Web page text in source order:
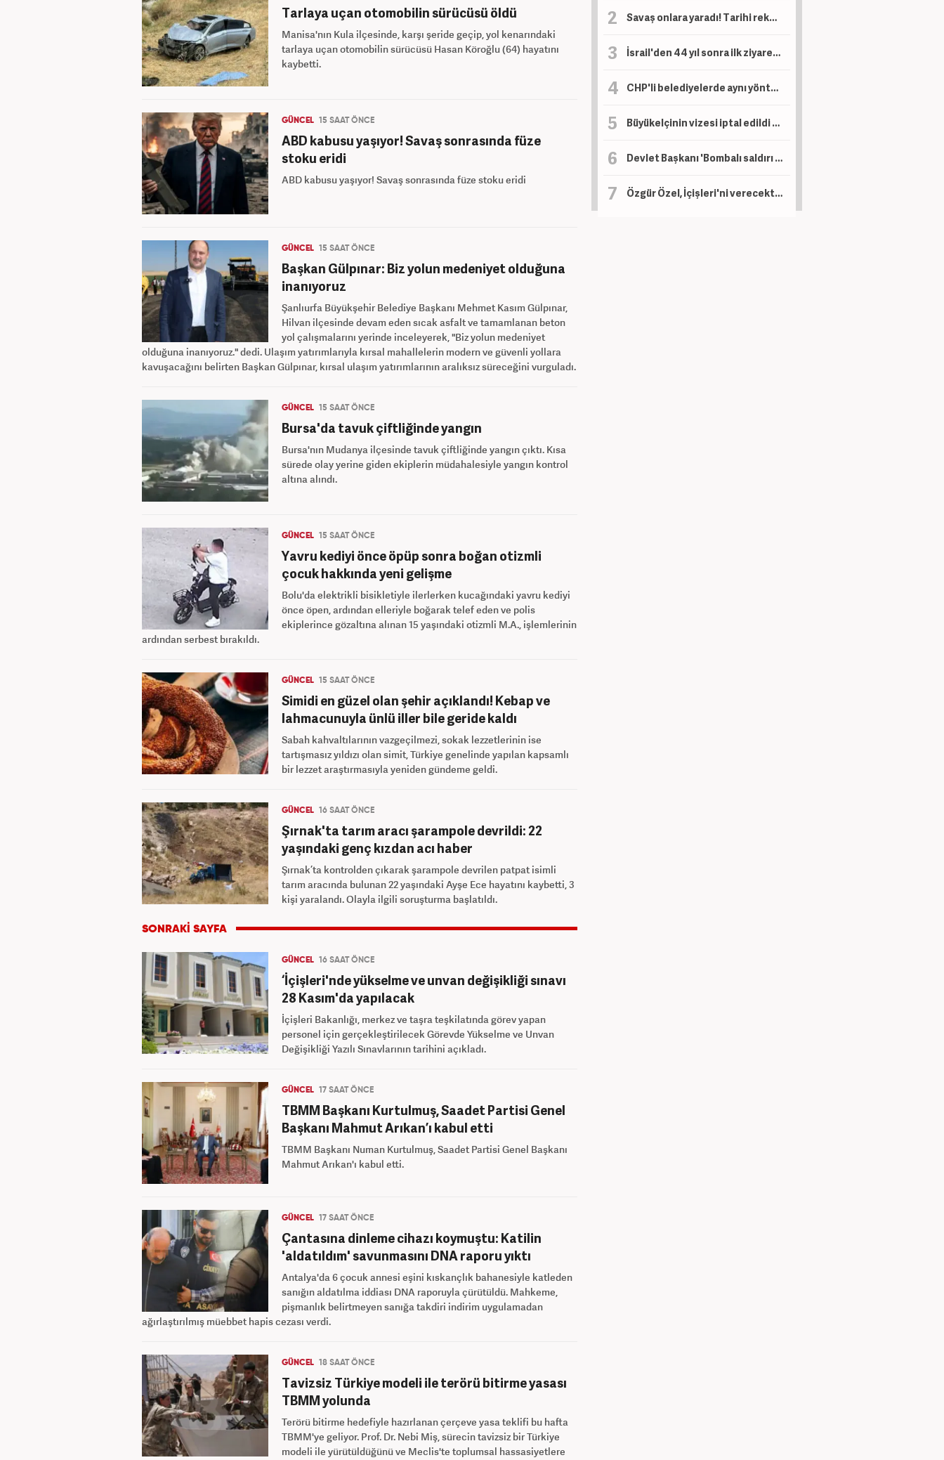
Tarlaya uçan otomobilin sürücüsü öldü
Manisa'nın Kula ilçesinde, karşı şeride geçip, yol kenarındaki
tarlaya uçan otomobilin sürücüsü Hasan Köroğlu (64) hayatını
kaybetti.
GÜNCEL 15 SAAT ÖNCE
ABD kabusu yaşıyor! Savaş sonrasında füze
stoku eridi
ABD kabusu yaşıyor! Savaş sonrasında füze stoku eridi
GÜNCEL 15 SAAT ÖNCE
Başkan Gülpınar: Biz yolun medeniyet olduğuna
inanıyoruz
Şanlıurfa Büyükşehir Belediye Başkanı Mehmet Kasım Gülpınar,
Hilvan ilçesinde devam eden sıcak asfalt ve tamamlanan beton
yol çalışmalarını yerinde inceleyerek, "Biz yolun medeniyet
olduğuna inanıyoruz." dedi. Ulaşım yatırımlarıyla kırsal mahallelerin modern ve güvenli yollara
kavuşacağını belirten Başkan Gülpınar, kırsal ulaşım yatırımlarının aralıksız süreceğini vurguladı.
GÜNCEL 15 SAAT ÖNCE
Bursa'da tavuk çiftliğinde yangın
Bursa'nın Mudanya ilçesinde tavuk çiftliğinde yangın çıktı. Kısa
sürede olay yerine giden ekiplerin müdahalesiyle yangın kontrol
altına alındı.
GÜNCEL 15 SAAT ÖNCE
Yavru kediyi önce öpüp sonra boğan otizmli
çocuk hakkında yeni gelişme
Bolu'da elektrikli bisikletiyle ilerlerken kucağındaki yavru kediyi
önce öpen, ardından elleriyle boğarak telef eden ve polis
ekiplerince gözaltına alınan 15 yaşındaki otizmli M.A., işlemlerinin
ardından serbest bırakıldı.
GÜNCEL 15 SAAT ÖNCE
Simidi en güzel olan şehir açıklandı! Kebap ve
lahmacunuyla ünlü iller bile geride kaldı
Sabah kahvaltılarının vazgeçilmezi, sokak lezzetlerinin ise
tartışmasız yıldızı olan simit, Türkiye genelinde yapılan kapsamlı
bir lezzet araştırmasıyla yeniden gündeme geldi.
GÜNCEL 16 SAAT ÖNCE
Şırnak'ta tarım aracı şarampole devrildi: 22
yaşındaki genç kızdan acı haber
Şırnak’ta kontrolden çıkarak şarampole devrilen patpat isimli
tarım aracında bulunan 22 yaşındaki Ayşe Ece hayatını kaybetti, 3
kişi yaralandı. Olayla ilgili soruşturma başlatıldı.
GÜNCEL 16 SAAT ÖNCE
‘İçişleri'nde yükselme ve unvan değişikliği sınavı
28 Kasım'da yapılacak
İçişleri Bakanlığı, merkez ve taşra teşkilatında görev yapan
personel için gerçekleştirilecek Görevde Yükselme ve Unvan
Değişikliği Yazılı Sınavlarının tarihini açıkladı.
GÜNCEL 17 SAAT ÖNCE
TBMM Başkanı Kurtulmuş, Saadet Partisi Genel
Başkanı Mahmut Arıkan’ı kabul etti
TBMM Başkanı Numan Kurtulmuş, Saadet Partisi Genel Başkanı
Mahmut Arıkan'ı kabul etti.
GÜNCEL 17 SAAT ÖNCE
Çantasına dinleme cihazı koymuştu: Katilin
'aldatıldım' savunmasını DNA raporu yıktı
Antalya'da 6 çocuk annesi eşini kıskançlık bahanesiyle katleden
sanığın aldatılma iddiası DNA raporuyla çürütüldü. Mahkeme,
pişmanlık belirtmeyen sanığa takdiri indirim uygulamadan
ağırlaştırılmış müebbet hapis cezası verdi.
GÜNCEL 18 SAAT ÖNCE
Tavizsiz Türkiye modeli ile terörü bitirme yasası
TBMM yolunda
Terörü bitirme hedefiyle hazırlanan çerçeve yasa teklifi bu hafta
TBMM'ye geliyor. Prof. Dr. Nebi Miş, sürecin tavizsiz bir Türkiye
modeli ile yürütüldüğünü ve Meclis'te toplumsal hassasiyetlere
Savaş onlara yaradı! Tarihi rekor! Dakikada 700 bin dolarlık devasa gelir
İsrail'den 44 yıl sonra ilk ziyaret! 'Gerçek dostumuz' mesajı
CHP'li belediyelerde aynı yöntemle dev vurgun! Etimesgut Belediyesi'nde de uygulanmış
Büyükelçinin vizesi iptal edildi Diplomatik gerilim! 'ABD seçime müdahale edecek' iddiası!
Devlet Başkanı 'Bombalı saldırı olacak' demişti! Ülkeyi sarsan olay!
Özgür Özel, İçişleri'ni verecekti! WhatsApp'ta ahlaksız mesajlar sonrası gündem oldu